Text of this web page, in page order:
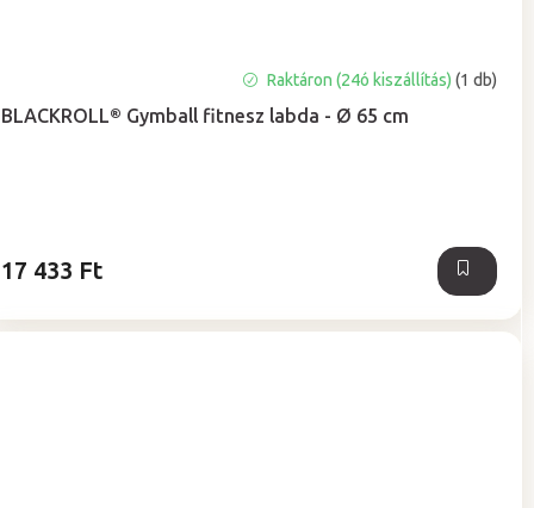
BLACKROLL® Gymball fitnesz labda - Ø 65 cm
átlagos
Raktáron (24ó kiszállítás)(1 db)
17 433 Ft